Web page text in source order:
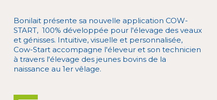
Bonilait présente sa nouvelle application COW-
START, 100% développée pour l'élevage des veaux
et génisses. Intuitive, visuelle et personnalisée,
Cow-Start accompagne l'éleveur et son technicien
à travers l'élevage des jeunes bovins de la
naissance au 1er vêlage.